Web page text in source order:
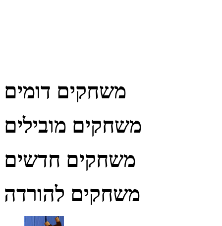
משחקים דומים
משחקים מובילים
משחקים חדשים
משחקים להורדה